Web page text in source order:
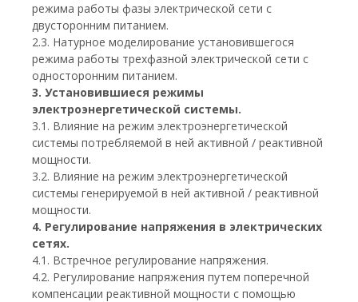
режима работы фазы электрической сети с
двусторонним питанием.
2.3. Натурное моделирование установившегося
режима работы трехфазной электрической сети с
односторонним питанием.
3. Установившиеся режимы
электроэнергетической системы.
3.1. Влияние на режим электроэнергетической
системы потребляемой в ней активной / реактивной
мощности.
3.2. Влияние на режим электроэнергетической
системы генерируемой в ней активной / реактивной
мощности.
4. Регулирование напряжения в электрических
сетях.
4.1. Встречное регулирование напряжения.
4.2. Регулирование напряжения путем поперечной
компенсации реактивной мощности с помощью